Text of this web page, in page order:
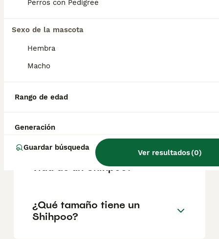
Perros con Pedigree
Sexo de la mascota
Hembra
Macho
Rango de edad
Generación
Guardar búsqueda
Ver resultados(0)
¿Cómo es el carácter de
¿Cuáles son las ventajas y
¿Cuál es la esperanza de
vida de un Shihpoo?
¿Qué tamaño tiene un
Shihpoo?